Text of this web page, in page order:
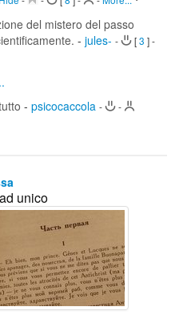
del mistero del passo
- jules- - [3 ]-
- psicocaccola - -
unico